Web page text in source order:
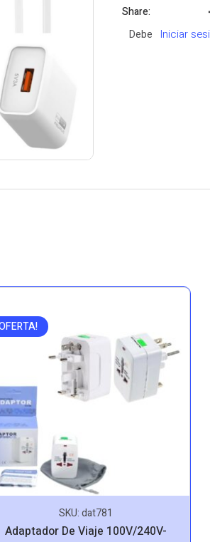
Share:
Debe
Iniciar
SKU:dat781
Adaptador De Viaje 100V/240V-